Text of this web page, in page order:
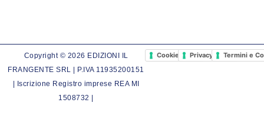
Copyright © 2026 EDIZIONI IL
FRANGENTE SRL | P.IVA 11935200151
| Iscrizione Registro imprese REA MI
1508732 |
Cookie PolicyPrivacy PolicyTermini e